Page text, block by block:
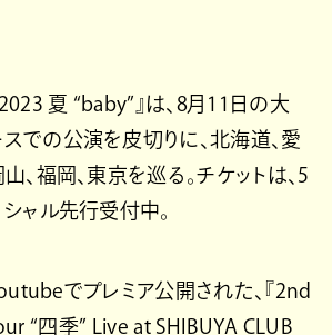
夏 “baby”』は、8月11日の大
での公演を皮切りに、北海道、愛
、福岡、東京を巡る。チケットは、5
ャル先行受付中。
でプレミア公開された、『2nd
“四季” Live at SHIBUYA CLUB